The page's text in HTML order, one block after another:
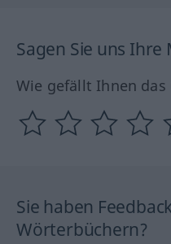
Sagen Sie uns Ihre
Wie gefällt Ihnen
Sie haben
Wörterbüchern?